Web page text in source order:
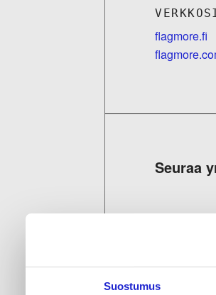
Suostumus
flagmore.fi
Seuraa